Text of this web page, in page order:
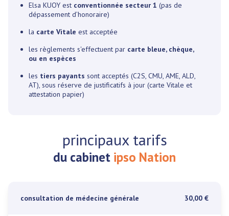
Elsa KUOY est conventionnée secteur 1 (pas de
dépassement d’honoraire)
la carte Vitale est acceptée
les règlements s'effectuent par carte bleue, chèque,
ou en espèces
les tiers payants sont acceptés (C2S, CMU, AME, ALD,
AT), sous réserve de justificatifs à jour (carte Vitale et
attestation papier)
principaux tarifs
du cabinet ipso Nation
consultation de médecine générale 30,00 €